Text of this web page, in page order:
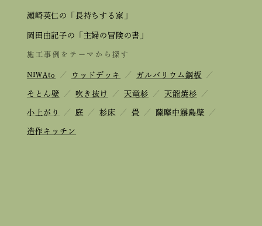
瀬崎英仁の「長持ちする家」
岡田由記子の「主婦の冒険の書」
施工事例をテーマから探す
NIWAto ／ ウッドデッキ ／ ガルバリウム鋼板 ／
そとん壁 ／ 吹き抜け ／ 天竜杉 ／ 天龍焼杉 ／
小上がり ／ 庭 ／ 杉床 ／ 畳 ／ 薩摩中霧島壁 ／
造作キッチン